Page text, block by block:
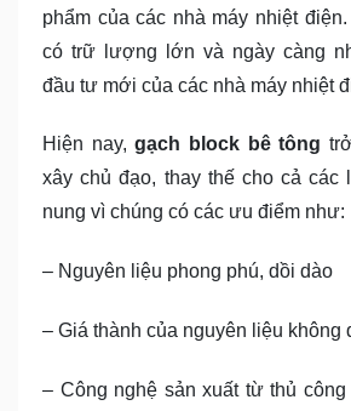
phẩm của các nhà máy nhiệt
có trữ lượng lớn và ngày càng
đầu tư mới của các nhà máy nhiệt
Hiện nay,gạch block bê tông
xây chủ đạo, thay thế cho cả các
nung vì chúng có các ưu điểm như:
– Nguyên liệu phong phú, dồi dào
– Giá thành của nguyên liệu không
– Công nghệ sản xuất từ thủ